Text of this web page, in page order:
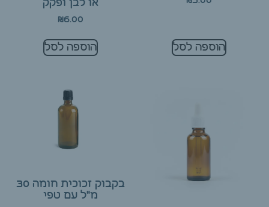
הוספה לסל
או לבן ופקק
₪6.00
הוספה לסל
בקבוק זכוכית חומה 30
מ"ל עם טפי